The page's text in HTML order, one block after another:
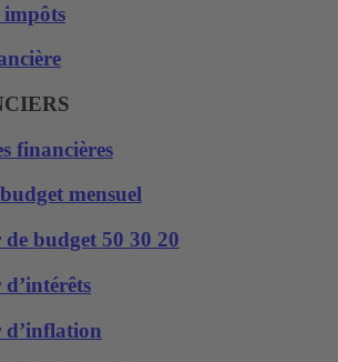
impôts
financières
mensuel
budget 50 30 20
d’inflation